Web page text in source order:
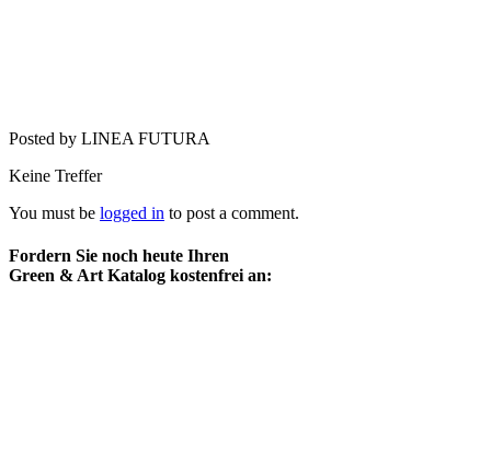
Posted by LINEA FUTURA
Keine Treffer
You must be logged in to post a comment.
Fordern Sie noch heute Ihren
Green & Art Katalog kostenfrei an: